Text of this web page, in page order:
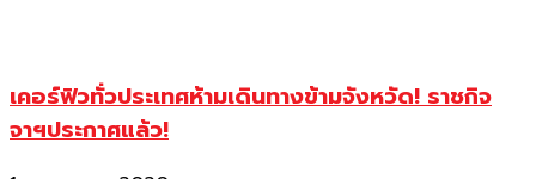
เคอร์ฟิวทั่วประเทศห้ามเดินทางข้ามจังหวัด! ราชกิจ
จาฯประกาศแล้ว!